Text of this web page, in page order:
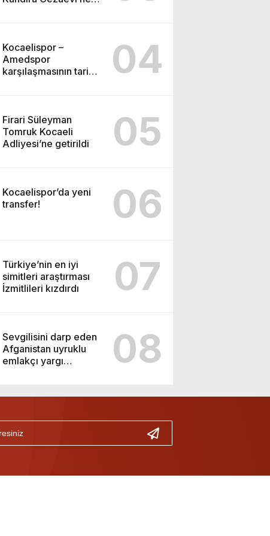
Kocaelispor –
Amedspor
karşılaşmasının tarihi
04
Firari Süleyman
Tomruk Kocaeli
Adliyesi’ne getirildi
05
Kocaelispor’da yeni
transfer!
06
Türkiye’nin en iyi
simitleri araştırması
İzmitlileri kızdırdı
07
Sevgilisini darp eden
Afganistan uyruklu
emlakçı yargı
08